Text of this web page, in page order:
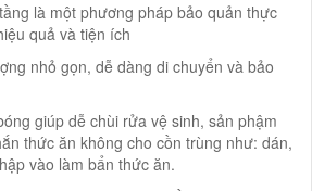
là một phương pháp bảo quản thực
quả và tiện ích
nhỏ gọn, dễ dàng di chuyển và bảo
giúp dễ chùi rửa vệ sinh, sản phậm
thức ăn không cho cồn trùng như: dán,
vào làm bẩn thức ăn.